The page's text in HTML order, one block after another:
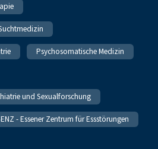
Psychosomatische Medizin
und Sexualforschung
- Essener Zentrum für Essstörungen